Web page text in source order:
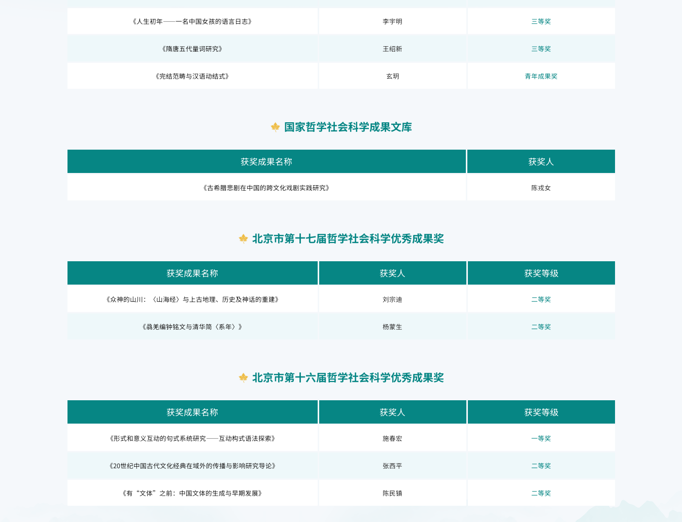
《人生初年——一名中国女孩的语言日志》 李宇明 三等奖
《隋唐五代量词研究》 王绍新 三等奖
《完结范畴与汉语动结式》 玄玥 青年成果奖
国家哲学社会科学成果文库
获奖成果名称 获奖人
《古希腊悲剧在中国的跨文化戏剧实践研究》 陈戎女
北京市第十七届哲学社会科学优秀成果奖
获奖成果名称 获奖人 获奖等级
《众神的山川：〈山海经〉与上古地理、历史及神话的重建》 刘宗迪 二等奖
《骉羌编钟铭文与清华简〈系年〉》 杨蒙生 二等奖
北京市第十六届哲学社会科学优秀成果奖
获奖成果名称 获奖人 获奖等级
《形式和意义互动的句式系统研究——互动构式语法探索》 施春宏 一等奖
《20世纪中国古代文化经典在域外的传播与影响研究导论》 张西平 二等奖
《有“文体”之前：中国文体的生成与早期发展》 陈民镇 二等奖